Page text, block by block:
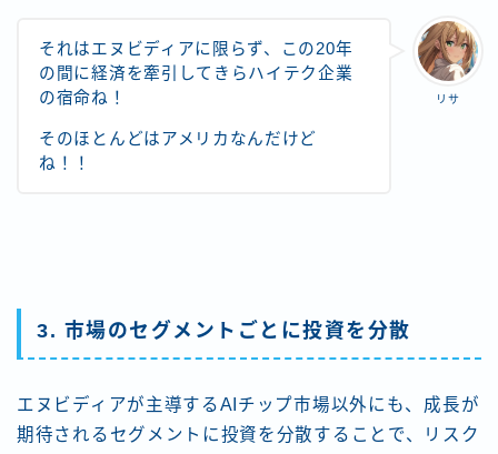
リサ
それはエヌビディアに限らず、この20年
の間に経済を牽引してきらハイテク企業
の宿命ね！
そのほとんどはアメリカなんだけど
ね！！
3. 市場のセグメントごとに投資を分散
エヌビディアが主導するAIチップ市場以外にも、成長が
期待されるセグメントに投資を分散することで、リスク